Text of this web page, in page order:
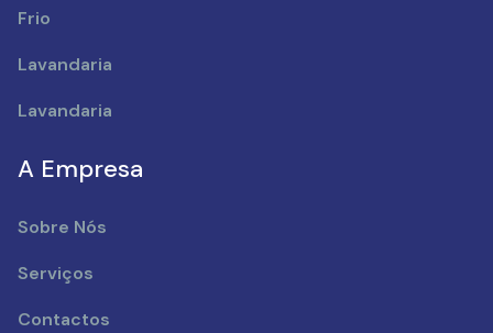
Frio
Lavandaria
Lavandaria
A Empresa
Sobre Nós
Serviços
Contactos